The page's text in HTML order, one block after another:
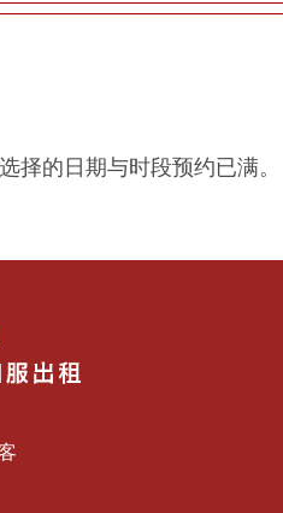
选择的日期与时段预约已满。